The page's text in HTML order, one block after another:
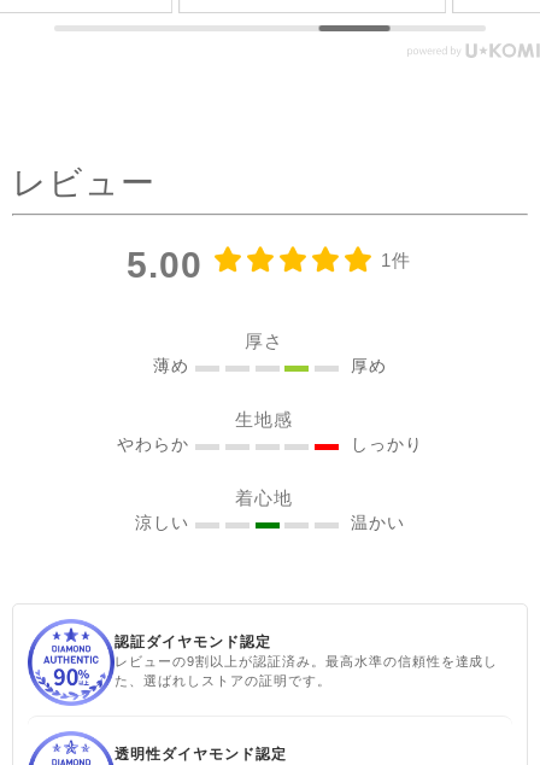
フェアトレード #fairtrade #
で可愛いいけど、刺繍面を
前にした時はリネンジレと
クが明るく優しい雰囲気に
🔶 OC2wayピンタックノー
す #sisam ＃フェアトレード
レビュー
5.00 1件
厚さ
薄め 厚め
生地感
やわらか しっかり
着心地
涼しい 温かい
認証ダイヤモンド認定
レビューの9割以上が認証済み。最高水準の信頼性を達成し
た、選ばれしストアの証明です。
透明性ダイヤモンド認定